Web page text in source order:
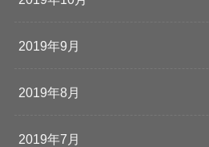
2019年9月
2019年8月
2019年7月